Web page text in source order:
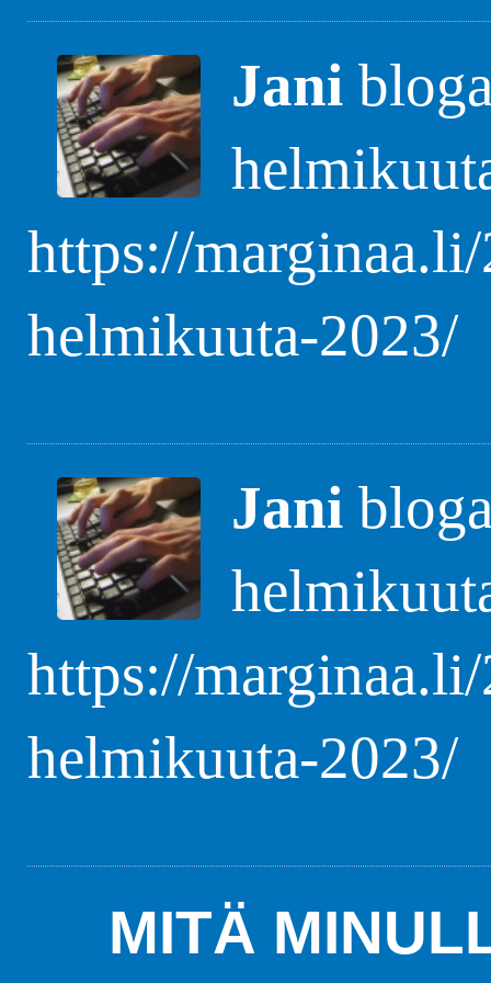
Jani
https://
helmikuuta-2023/
Jani
https://
helmikuuta-2023/
MITÄ